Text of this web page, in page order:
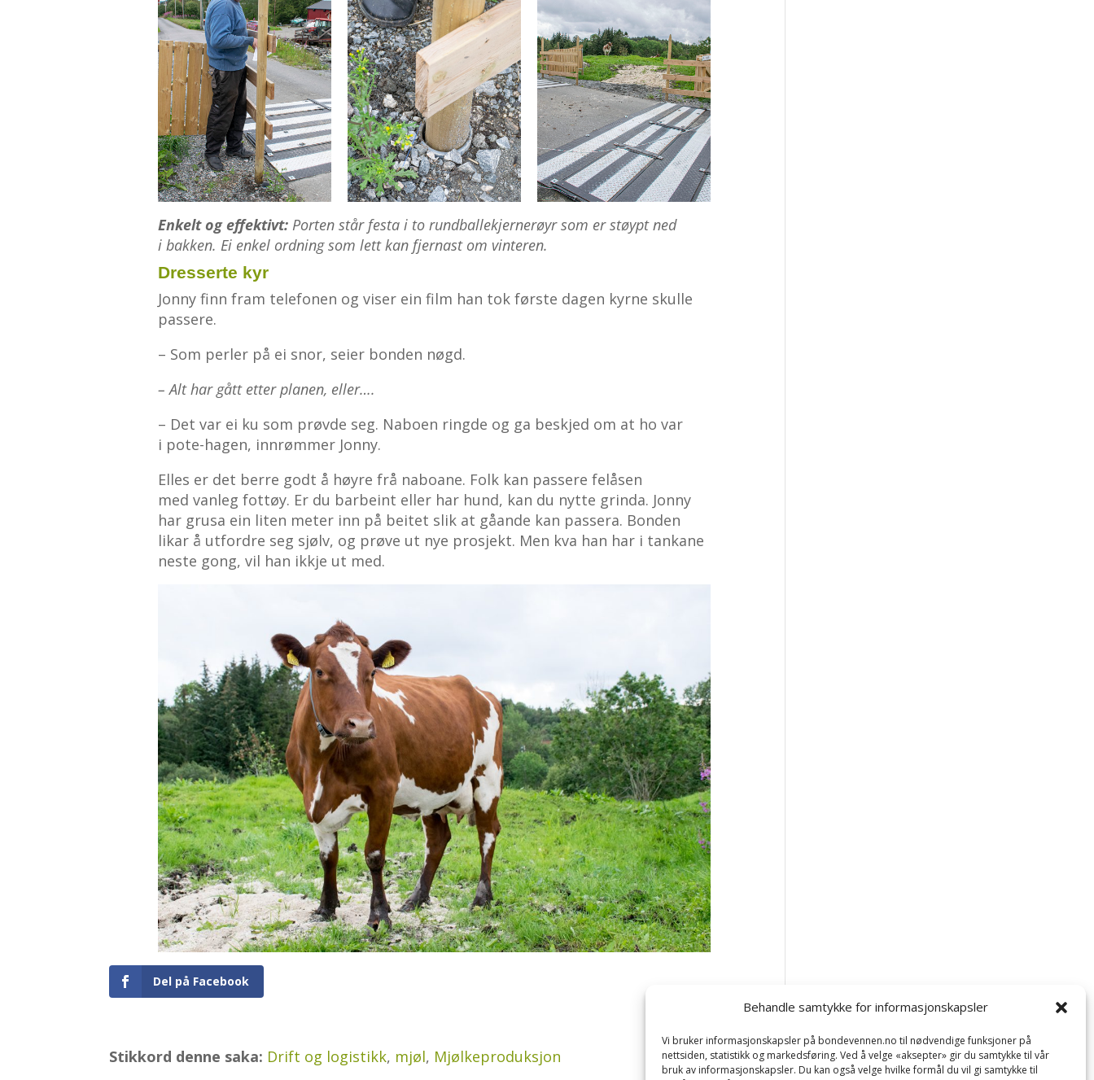
Behandle samtykke for informasjonskapsler
Vi bruker informasjonskapsler på bondevennen.no til nødvendige funksjoner på
nettsiden, statistikk og markedsføring. Ved å velge «aksepter» gir du samtykke til vår
bruk av informasjonskapsler. Du kan også velge hvilke formål du vil gi samtykke til
Enkelt og effektivt: Porten står festa i to rundballekjernerøyr som er støypt ned
i bakken. Ei enkel ordning som lett kan fjernast om vinteren.
Dresserte kyr
Jonny finn fram telefonen og viser ein film han tok første dagen kyrne skulle
passere.
– Som perler på ei snor, seier bonden nøgd.
– Alt har gått etter planen, eller….
– Det var ei ku som prøvde seg. Naboen ringde og ga beskjed om at ho var
i pote-hagen, innrømmer Jonny.
Elles er det berre godt å høyre frå naboane. Folk kan passere felåsen
med vanleg fottøy. Er du barbeint eller har hund, kan du nytte grinda. Jonny
har grusa ein liten meter inn på beitet slik at gåande kan passera. Bonden
likar å utfordre seg sjølv, og prøve ut nye prosjekt. Men kva han har i tankane
neste gong, vil han ikkje ut med.
Del på Facebook
Stikkord denne saka: Drift og logistikk, mjøl, Mjølkeproduksjon